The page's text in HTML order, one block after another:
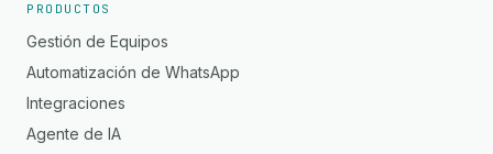
PRODUCTOS
Gestión de Equipos
Automatización de WhatsApp
Integraciones
Agente de IA